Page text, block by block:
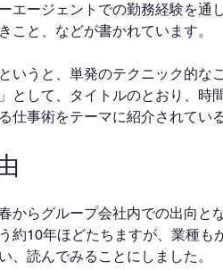
エージェントでの勤務経験を通
こと、などが書かれています。
いうと、単発のテクニック的
として、タイトルのとおり、時
仕事術をテーマに紹介されてい
からグループ会社内での出向
約10年ほどたちますが、業種
、読んでみることにしました。